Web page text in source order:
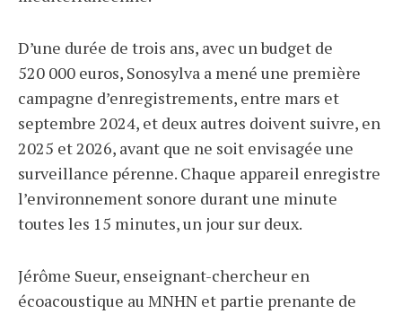
D’une durée de trois ans, avec un budget de
520 000 euros, Sonosylva a mené une première
campagne d’enregistrements, entre mars et
septembre 2024, et deux autres doivent suivre, en
2025 et 2026, avant que ne soit envisagée une
surveillance pérenne. Chaque appareil enregistre
l’environnement sonore durant une minute
toutes les 15 minutes, un jour sur deux.
Jérôme Sueur, enseignant-chercheur en
écoacoustique au MNHN et partie prenante de